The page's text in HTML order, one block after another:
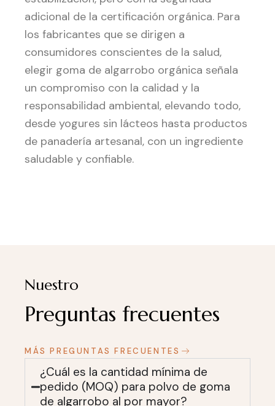
adicional de la certificación orgánica. Para
los fabricantes que se dirigen a
consumidores conscientes de la salud,
elegir goma de algarrobo orgánica señala
un compromiso con la calidad y la
responsabilidad ambiental, elevando todo,
desde yogures sin lácteos hasta productos
de panadería artesanal, con un ingrediente
saludable y confiable.
Nuestro
Preguntas frecuentes
MÁS PREGUNTAS FRECUENTES
¿Cuál es la cantidad mínima de
pedido (MOQ) para polvo de goma
de algarrobo al por mayor?